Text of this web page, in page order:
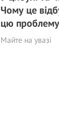
Чому це
цю проблему
Майте на увазі